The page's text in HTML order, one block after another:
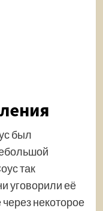
был
так
уговорили её
некоторое